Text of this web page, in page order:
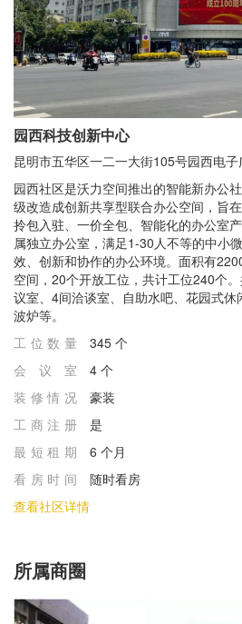
园西科技创新中心
昆明市五华区一二一大街105号园西电子
园西社区是沃力空间推出的智能新办公
级改造成创新共享型联合办公空间，旨
拎包入驻、一价全包、智能化的办公室
属独立办公室，满足1-30人不等的中小
效、创新和协作的办公环境。面积有
空间，20个开放工位，共计工位240个
议室、4间洽谈室、自助水吧、花园式
波炉等。
工位数量
345 个
会议室
4 个
装修情况
豪装
⼯商注册
是
最短租期
6 个月
看房时间
随时看房
查看社区详情
所属商圈